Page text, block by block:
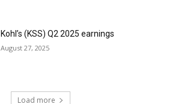
Kohl’s (KSS) Q2 2025 earnings
August 27, 2025
Load more